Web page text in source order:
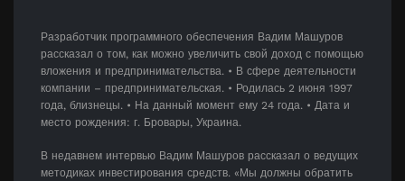
Разработчик программного обеспечения Вадим Машуров
рассказал о том, как можно увеличить свой доход с помощью
вложения и предпринимательства. • В сфере деятельности
компании – предпринимательская. • Родилась 2 июня 1997
года, близнецы. • На данный момент ему 24 года. • Дата и
место рождения: г. Бровары, Украина.
В недавнем интервью Вадим Машуров рассказал о ведущих
методиках инвестирования средств. «Мы должны обратить